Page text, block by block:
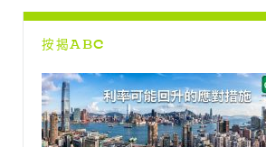
按揭ABC